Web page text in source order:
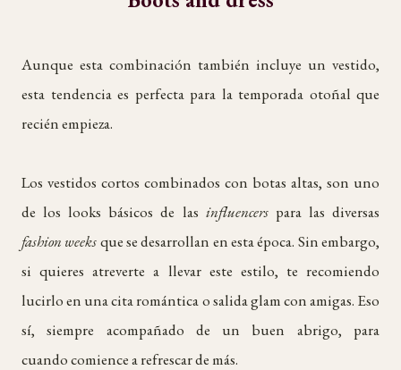
Aunque esta combinación también incluye un vestido,
esta tendencia es perfecta para la temporada otoñal que
recién empieza.
Los vestidos cortos combinados con botas altas, son uno
de los looks básicos de las influencerspara las diversas
fashion weeksque se desarrollan en esta época. Sin embargo,
si quieres atreverte a llevar este estilo, te recomiendo
lucirlo en una cita romántica o salida glam con amigas. Eso
sí, siempre acompañado de un buen abrigo, para
cuando comience a refrescar de más.